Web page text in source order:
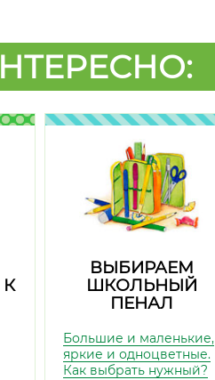
ВЫБИРАЕМ
ШКОЛЬНЫЙ
ПЕНАЛ
Большие и маленькие,
яркие и одноцветные.
Как выбрать нужный?